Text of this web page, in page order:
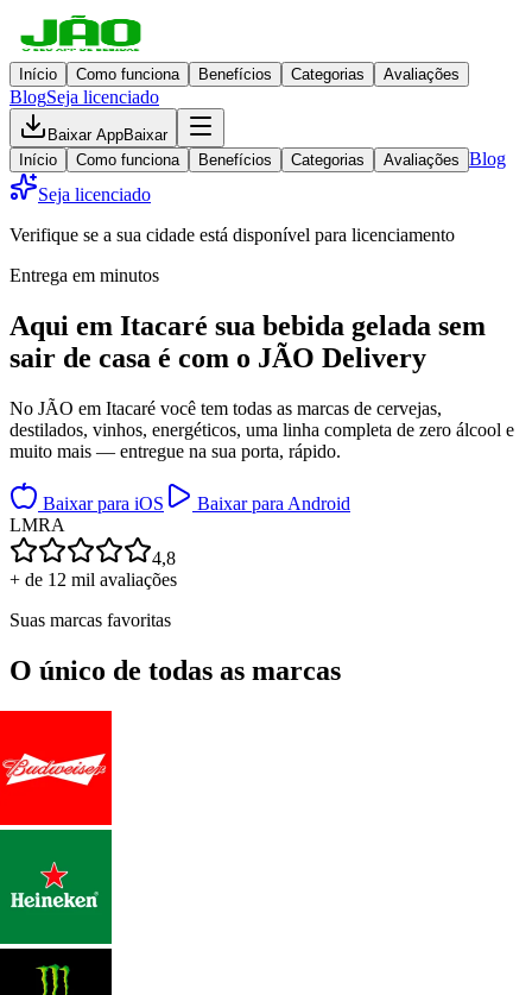
Início Como funciona Benefícios Categorias Avaliações
BlogSeja licenciado
Baixar AppBaixar
Início
Como funciona Benefícios Categorias Avaliações Blog
Seja licenciado
Verifique se a sua cidade está disponível para licenciamento
Entrega em minutos
Aqui em Itacaré sua bebida gelada sem
sair de casa é com o JÃO Delivery
No JÃO em Itacaré você tem todas as marcas de cervejas,
destilados, vinhos, energéticos, uma linha completa de zero álcool e
muito mais — entregue na sua porta, rápido.
Baixar para iOS
Baixar para Android
LMRA
4,8
+ de 12 mil avaliações
Suas marcas favoritas
O único de todas as marcas